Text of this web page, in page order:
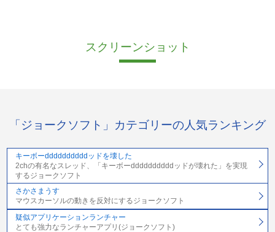
スクリーンショット
「ジョークソフト」カテゴリーの人気ランキング
キーボーddddddddddッドを壊した
2chの有名なスレッド、「キーボーddddddddddッドが壊れた」を実現
するジョークソフト
さかさまうす
マウスカーソルの動きを反対にするジョークソフト
疑似アプリケーションランチャー
とても強力なランチャーアプリ(ジョークソフト)